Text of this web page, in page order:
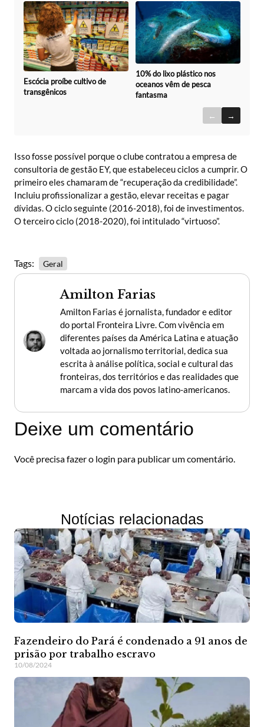
Escócia proíbe cultivo de
transgênicos
10% do lixo plástico nos
oceanos vêm de pesca
fantasma
← →
Isso fosse possível porque o clube contratou a empresa de
consultoria de gestão EY, que estabeleceu ciclos a cumprir. O
primeiro eles chamaram de “recuperação da credibilidade”.
Incluiu profissionalizar a gestão, elevar receitas e pagar
dívidas. O ciclo seguinte (2016-2018), foi de investimentos.
O terceiro ciclo (2018-2020), foi intitulado “virtuoso”.
Tags: Geral
Amilton Farias
Amilton Farias é jornalista, fundador e editor
do portal Fronteira Livre. Com vivência em
diferentes países da América Latina e atuação
voltada ao jornalismo territorial, dedica sua
escrita à análise política, social e cultural das
fronteiras, dos territórios e das realidades que
marcam a vida dos povos latino-americanos.
Deixe um comentário
Você precisa fazer o login para publicar um comentário.
Notícias relacionadas
Fazendeiro do Pará é condenado a 91 anos de
prisão por trabalho escravo
10/08/2024